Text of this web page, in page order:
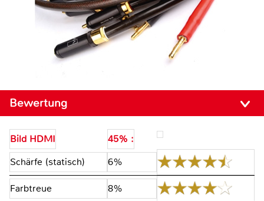
Bewertung
Bild HDMI
45% :
Schärfe (statisch)
6%
Farbtreue 8%